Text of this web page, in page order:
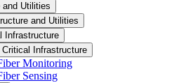
and Utilities
and Utilities
Infrastructure
Critical Infrastructure
Monitoring
Sensing